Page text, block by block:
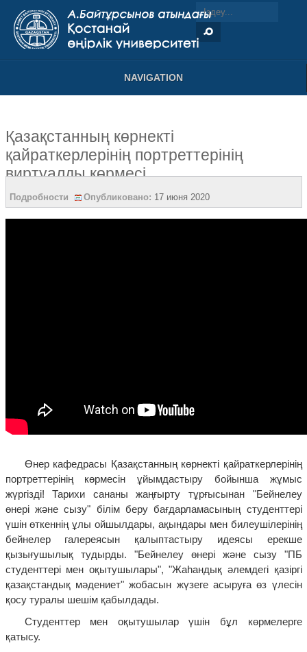
NAVIGATION
Қазақстанның көрнекті
қайраткерлерінің портреттерінің
виртуалды көрмесі
Подробности Опубликовано: 17 июня 2020
Өнер кафедрасы Қазақстанның көрнекті қайраткерлерінің
портреттерінің көрмесін ұйымдастыру бойынша жұмыс
жүргізді! Тарихи сананы жаңғырту тұрғысынан "Бейнелеу
өнері және сызу" білім беру бағдарламасының студенттері
үшін өткеннің ұлы ойшылдары, ақындары мен билеушілерінің
бейнелер галереясын қалыптастыру идеясы ерекше
қызығушылық тудырды. "Бейнелеу өнері және сызу "ПБ
студенттері мен оқытушылары", "Жаһандық әлемдегі қазіргі
қазақстандық мәдениет" жобасын жүзеге асыруға өз үлесін
қосу туралы шешім қабылдады.
Студенттер мен оқытушылар үшін бұл көрмелерге
қатысу.